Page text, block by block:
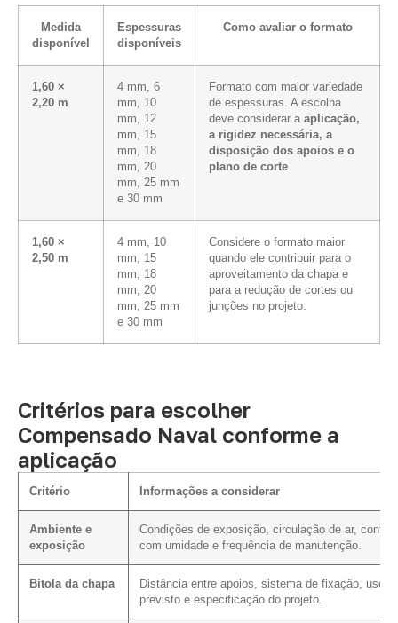
Medida
disponível
Espessuras
disponíveis
Como avaliar o formato
1,60 ×
2,20 m
4 mm, 6
mm, 10
mm, 12
mm, 15
mm, 18
mm, 20
mm, 25 mm
e 30 mm
Formato com maior variedade
de espessuras. A escolha
deve considerar a aplicação,
a rigidez necessária, a
disposição dos apoios e o
plano de corte.
1,60 ×
2,50 m
4 mm, 10
mm, 15
mm, 18
mm, 20
mm, 25 mm
e 30 mm
Considere o formato maior
quando ele contribuir para o
aproveitamento da chapa e
para a redução de cortes ou
junções no projeto.
Critérios para escolher
Compensado Naval conforme a
aplicação
Critério Informações a considerar
Ambiente e
exposição
Condições de exposição, circulação de ar, contato
com umidade e frequência de manutenção.
Bitola da chapa
Distância entre apoios, sistema de fixação, uso
previsto e especificação do projeto.